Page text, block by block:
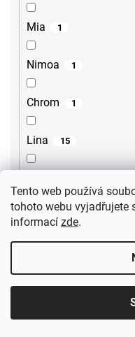
Tento web používá
tohoto webu vyjadřujete
informací zde.
Mia 1
Nimoa 1
Chrom 1
Lina 15
2